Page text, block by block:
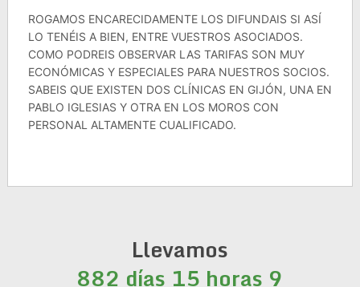
ROGAMOS ENCARECIDAMENTE LOS DIFUNDAIS SI ASÍ
LO TENÉIS A BIEN, ENTRE VUESTROS ASOCIADOS.
COMO PODREIS OBSERVAR LAS TARIFAS SON MUY
ECONÓMICAS Y ESPECIALES PARA NUESTROS SOCIOS.
SABEIS QUE EXISTEN DOS CLÍNICAS EN GIJÓN, UNA EN
PABLO IGLESIAS Y OTRA EN LOS MOROS CON
PERSONAL ALTAMENTE CUALIFICADO.
Llevamos
882 días 15 horas 9